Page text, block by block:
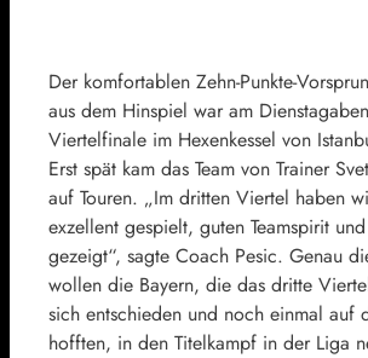
Der komfortablen Zehn-Punkte-
aus dem Hinspiel war am
Viertelfinale im Hexenkessel von
Erst spät kam das Team von Trainer
auf Touren. „Im dritten Viertel haben
exzellent gespielt, guten Teamspirit
gezeigt“, sagte Coach Pesic. Genau
wollen die Bayern, die das dritte
sich entschieden und noch einmal auf
hofften, in den Titelkampf in der Liga